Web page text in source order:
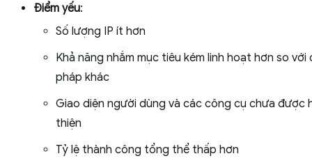
Điểm yếu:
Số lượng IP ít hơn
Khả năng nhắm mục tiêu kém linh hoạt hơn so với
pháp khác
Giao diện người dùng và các công cụ chưa được
thiện
Tỷ lệ thành công tổng thể thấp hơn